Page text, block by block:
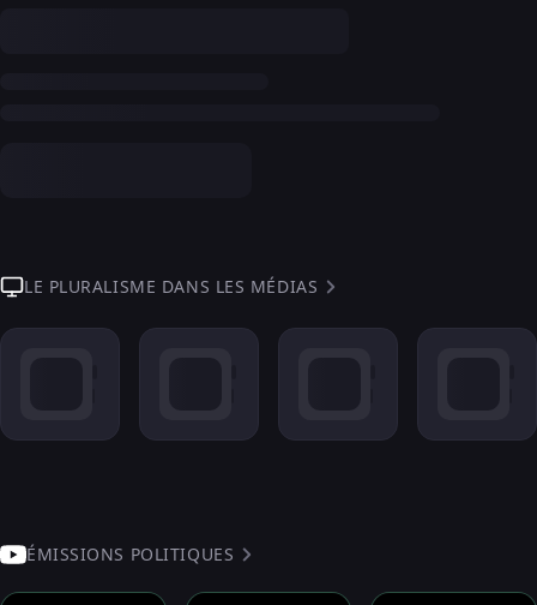
LE PLURALISME DANS LES MÉDIAS
ÉMISSIONS POLITIQUES